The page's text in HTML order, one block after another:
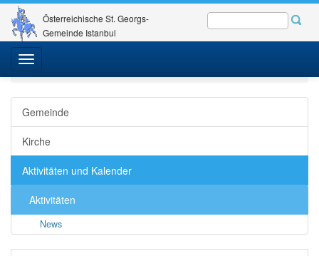
Österreichische St. Georgs-
Gemeinde Istanbul
Toggle
navigation
St. Georgs-Gemeinde
Aktivitäten und Kalender
Gemeinde
Kirche
Aktivitäten und Kalender
Aktivitäten
News